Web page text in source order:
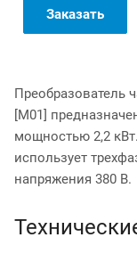
Заказать
Преобразователь
[М01]
мощностью 2,2
использует
напряжения 380 В.